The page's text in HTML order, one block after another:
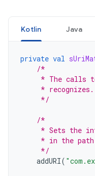
Kotlin Java
private val
/*
* The calls
*
     */
/*
* Sets the
* in the
     */
addURI(